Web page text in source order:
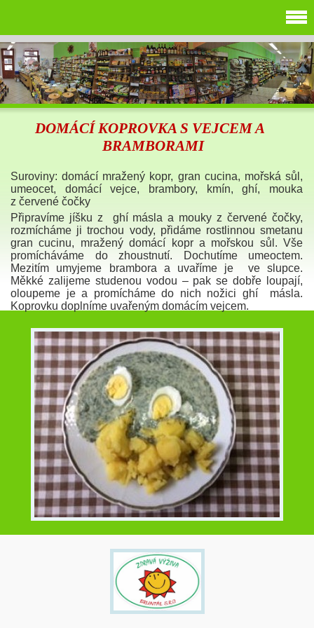
DOMÁCÍ KOPROVKA S VEJCEM A
BRAMBORAMI
Suroviny: domácí mražený kopr, gran cucina, mořská sůl,
umeocet, domácí vejce, brambory, kmín, ghí, mouka
z červené čočky
Připravíme jíšku z ghí másla a mouky z červené čočky,
rozmícháme ji trochou vody, přidáme rostlinnou smetanu
gran cucinu, mražený domácí kopr a mořskou sůl. Vše
promícháváme do zhoustnutí. Dochutíme umeoctem.
Mezitím umyjeme brambora a uvaříme je ve slupce.
Měkké zalijeme studenou vodou – pak se dobře loupají,
oloupeme je a promícháme do nich nožici ghí másla.
Koprovku doplníme uvařeným domácím vejcem.